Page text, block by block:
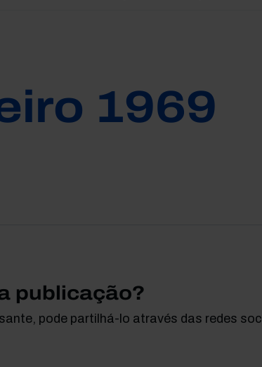
1969
publicação?
pode partilhá-lo através das redes